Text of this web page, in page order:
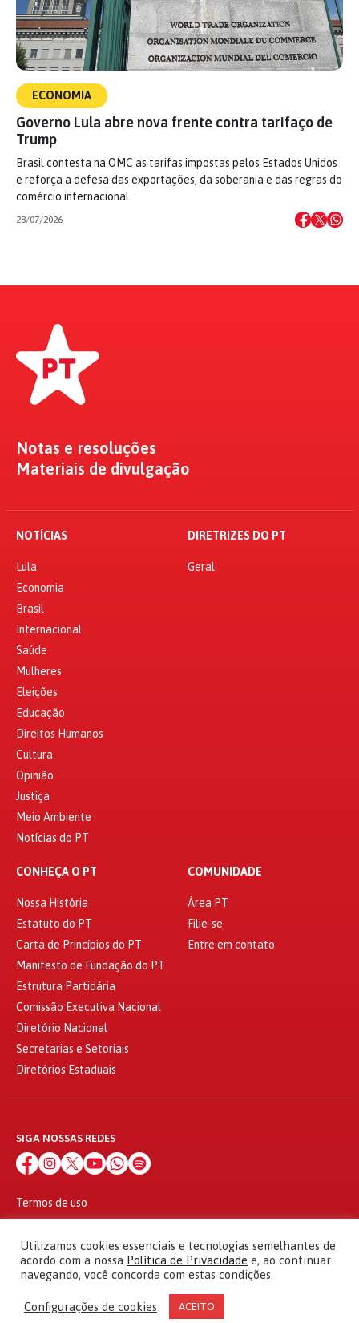
ECONOMIA
Governo Lula abre nova frente contra tarifaço de
Trump
Brasil contesta na OMC as tarifas impostas pelos Estados Unidos
e reforça a defesa das exportações, da soberania e das regras do
comércio internacional
28/07/2026
Notas e resoluções
Materiais de divulgação
NOTÍCIAS
Lula
Economia
Brasil
Internacional
Saúde
Mulheres
Eleições
Educação
Direitos Humanos
Cultura
Opinião
Justiça
Meio Ambiente
Notícias do PT
DIRETRIZES DO PT
Geral
CONHEÇA O PT
Nossa História
Estatuto do PT
Carta de Princípios do PT
Manifesto de Fundação do PT
Estrutura Partidária
Comissão Executiva Nacional
Diretório Nacional
Secretarias e Setoriais
Diretórios Estaduais
COMUNIDADE
Área PT
Filie-se
Entre em contato
SIGA NOSSAS REDES
Termos de uso
© 2010 - 2026
Partido dos Trabalhadores Todos os direitos reservados
Utilizamos cookies essenciais e tecnologias semelhantes de
acordo com a nossa Política de Privacidade e, ao continuar
navegando, você concorda com estas condições.
Configurações de cookies ACEITO